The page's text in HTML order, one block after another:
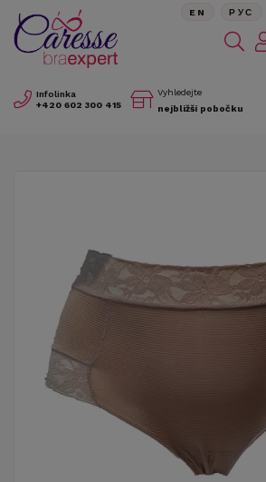
Infolinka
+420 602 300 415
Vyhledejte
nejbližší pobočku
EN РУС